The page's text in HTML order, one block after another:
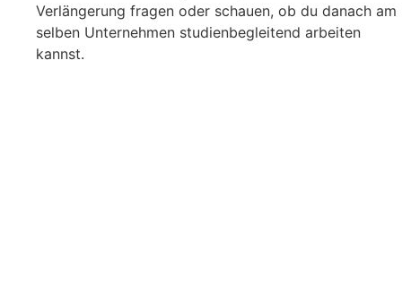
Verlängerung fragen oder schauen, ob du danach am
selben Unternehmen studienbegleitend arbeiten
kannst.